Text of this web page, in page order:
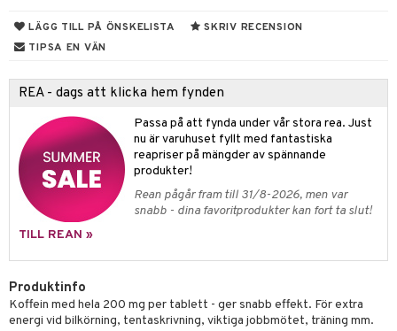
LÄGG TILL PÅ ÖNSKELISTA
SKRIV RECENSION
TIPSA EN VÄN
REA - dags att klicka hem fynden
Passa på att fynda under vår stora rea. Just
nu är varuhuset fyllt med fantastiska
reapriser på mängder av spännande
produkter!
Rean pågår fram till 31/8-2026, men var
snabb - dina favoritprodukter kan fort ta slut!
TILL REAN »
Produktinfo
Koffein med hela 200 mg per tablett - ger snabb effekt. För extra
energi vid bilkörning, tentaskrivning, viktiga jobbmötet, träning mm.
& oro
& avgiftning